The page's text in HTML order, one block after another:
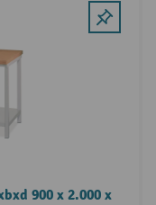
900 x 2.000 x